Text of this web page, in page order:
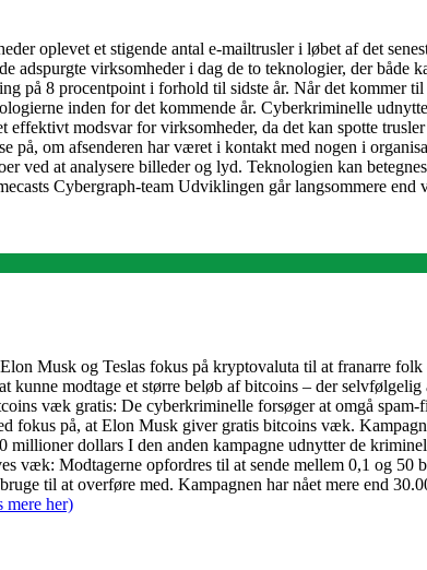
oplevet et stigende antal e-mailtrusler i løbet af det
virksomheder i dag de to teknologier, der både
på 8 procentpoint i forhold til sidste år. Når det kommer
inden for det kommende år. Cyberkriminelle
modsvar for virksomheder, da det kan spotte
om afsenderen har været i kontakt med nogen i
ved at analysere billeder og lyd. Teknologien kan
Cybergraph-team Udviklingen går langsommere end
Musk og Teslas fokus på kryptovaluta til at franarre
modtage et større beløb af bitcoins – der
væk gratis: De cyberkriminelle forsøger at omgå
fokus på, at Elon Musk giver gratis bitcoins væk.
dollars I den anden kampagne udnytter de
Modtagerne opfordres til at sende mellem 0,1 og 50
til at overføre med. Kampagnen har nået mere end
her)